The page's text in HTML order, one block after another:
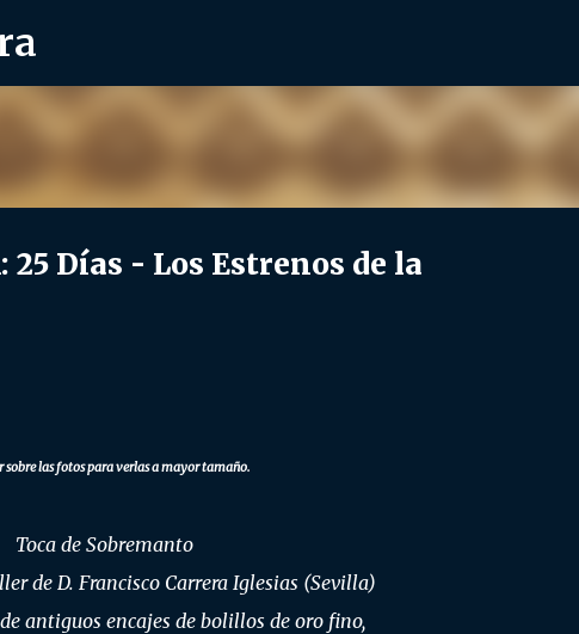
25 Días - Los Estrenos de la
sobre las fotos para verlas a mayor tamaño.
Toca de Sobremanto
de D. Francisco Carrera Iglesias (Sevilla)
antiguos encajes de bolillos de oro fino,